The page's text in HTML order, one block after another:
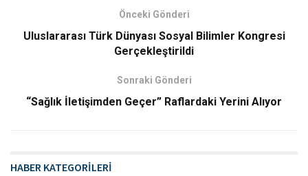
Önceki Gönderi
Uluslararası Türk Dünyası Sosyal Bilimler Kongresi
Gerçekleştirildi
Sonraki Gönderi
“Sağlık İletişimden Geçer” Raflardaki Yerini Alıyor
HABER KATEGORİLERİ